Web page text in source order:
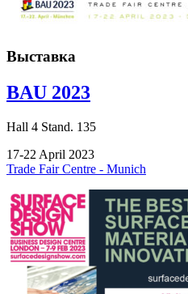
Выставка
BAU 2023
Hall 4 Stand. 135
17-22 April 2023
Trade Fair Centre - Munich